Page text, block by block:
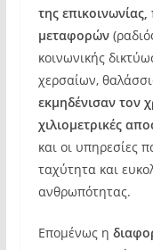
της
μεταφορών
κοινωνικής
χερσαίων,
εκμηδένισαν τον
χιλιομετρικές
και οι υπηρεσίες
ταχύτητα και
ανθρωπότητας.
Επομένως η